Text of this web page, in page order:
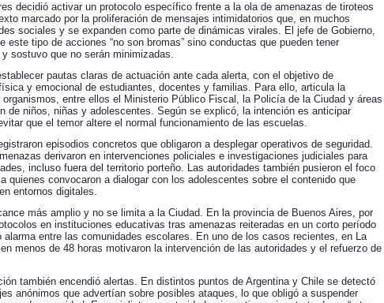
decidió activar un protocolo específico frente a la ola de amenazas de tiroteos
marcado por la proliferación de mensajes intimidatorios que, en muchos
sociales y se expanden como parte de dinámicas virales. El jefe de Gobierno,
este tipo de acciones “no son bromas” sino conductas que pueden tener
sostuvo que no serán minimizadas.
pautas claras de actuación ante cada alerta, con el objetivo de
y emocional de estudiantes, docentes y familias. Para ello, articula la
entre ellos el Ministerio Público Fiscal, la Policía de la Ciudad y áreas
de niños, niñas y adolescentes. Según se explicó, la intención es anticipar
que el temor altere el normal funcionamiento de las escuelas.
episodios concretos que obligaron a desplegar operativos de seguridad.
derivaron en intervenciones policiales e investigaciones judiciales para
incluso fuera del territorio porteño. Las autoridades también pusieron el foco
quienes convocaron a dialogar con los adolescentes sobre el contenido que
entornos digitales.
más amplio y no se limita a la Ciudad. En la provincia de Buenos Aires, por
en instituciones educativas tras amenazas reiteradas en un corto período
alarma entre las comunidades escolares. En uno de los casos recientes, en La
menos de 48 horas motivaron la intervención de las autoridades y el refuerzo de
también encendió alertas. En distintos puntos de Argentina y Chile se detectó
anónimos que advertían sobre posibles ataques, lo que obligó a suspender